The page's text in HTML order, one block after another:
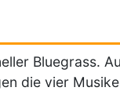
Bluegrass.
die vier